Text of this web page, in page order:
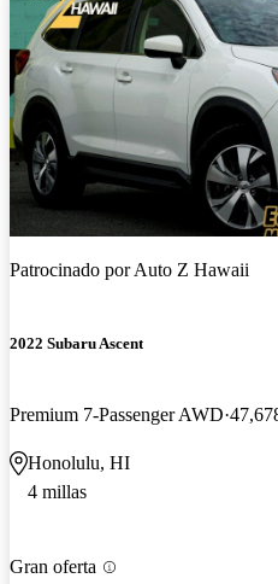
Patrocinado porAuto Z Hawaii
2022 Subaru Ascent
Premium 7-Passenger AWD
Honolulu, HI
4 millas
Gran oferta